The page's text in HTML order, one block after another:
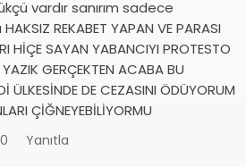
vardır sanırım sadece
REKABET YAPAN VE PARASI
HİÇE SAYAN YABANCIYI PROTESTO
GERÇEKTEN ACABA BU
ÜLKESİNDE DE CEZASINI ÖDÜYORUM
ÇİĞNEYEBİLİYORMU
0 Yanıtla